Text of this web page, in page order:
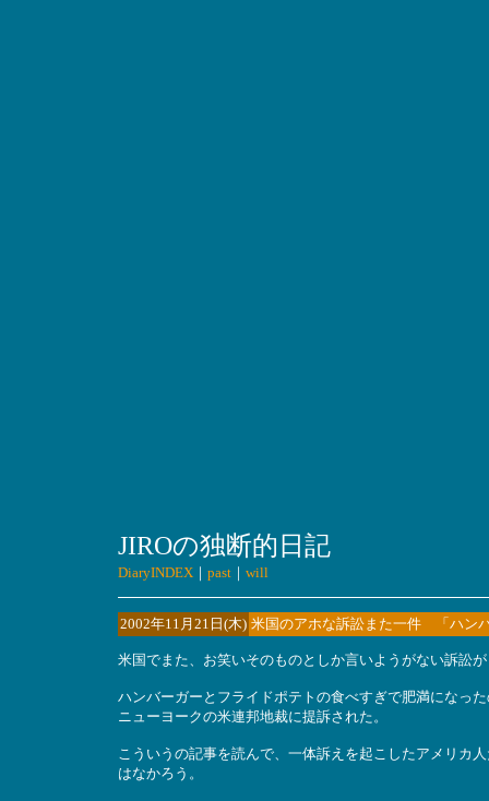
JIROの独断的日記
DiaryINDEX｜ past｜ will
2002年11月21日(木) 米国のアホな訴訟また一件 「ハン
米国でまた、お笑いそのものとしか言いようがない訴訟
ハンバーガーとフライドポテトの食べすぎで肥満になっ
ニューヨークの米連邦地裁に提訴された。
こういうの記事を読んで、一体訴えを起こしたアメリカ
はなかろう。